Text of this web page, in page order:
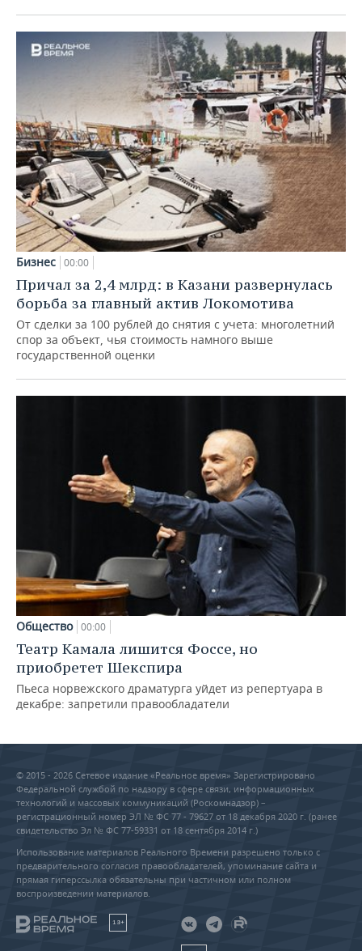
Бизнес 00:00
Причал за 2,4 млрд: в Казани развернулась
борьба за главный актив Локомотива
От сделки за 100 рублей до снятия с учета: многолетний
спор за объект, чья стоимость намного выше
государственной оценки
Общество 00:00
Театр Камала лишится Фоссе, но
приобретет Шекспира
Пьеса норвежского драматурга уйдет из репертуара в
декабре: запретили правообладатели
© 2015 - 2026 Сетевое издание «Реальное время» Зарегистрировано
Федеральной службой по надзору в сфере связи, информационных
технологий и массовых коммуникаций (Роскомнадзор) –
регистрационный номер ЭЛ № ФС 77 - 79627 от 18 декабря 2020 г. (ранее
свидетельство Эл № ФС 77-59331 от 18 сентября 2014 г.)
Использование материалов Реального Времени разрешено только с
предварительного согласия правообладателей, упоминание сайта и
прямая гиперссылка обязательны при частичном или полном
воспроизведении материалов.
18+